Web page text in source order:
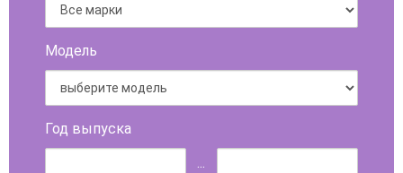
Модель
Год выпуска
...